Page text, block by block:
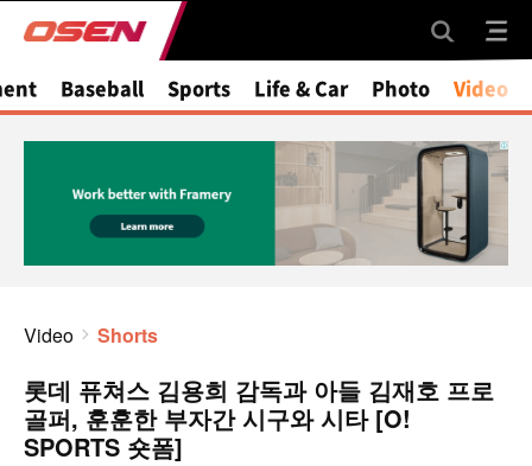
Baseball Sports Life & Car Photo Video
Video Shorts
롯데 퓨쳐스 김용희 감독과 아들 김재호 프로
골퍼, 훈훈한 부자간 시구와 시타 [O!
SPORTS 숏폼]